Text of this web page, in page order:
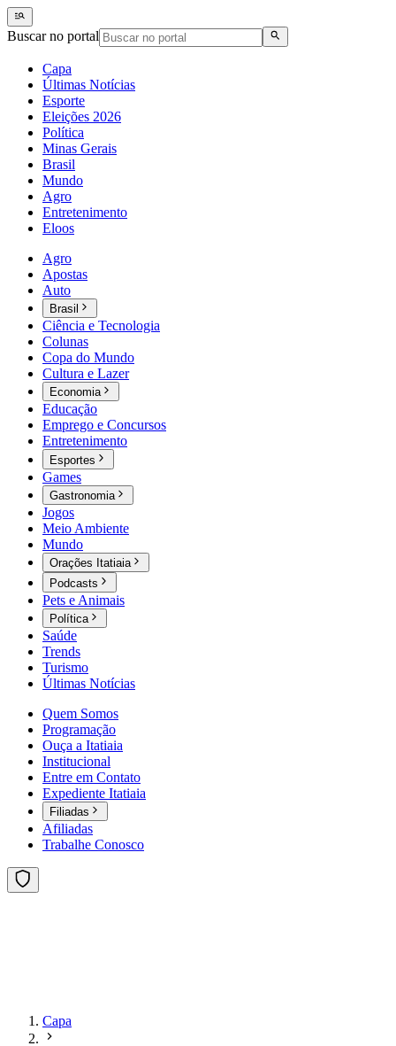
Buscar no portal
Capa
Últimas Notícias
Esporte
Eleições 2026
Política
Minas Gerais
Brasil
Mundo
Agro
Entretenimento
Eloos
Agro
Apostas
Auto
Brasil
Ciência e Tecnologia
Colunas
Copa do Mundo
Cultura e Lazer
Economia
Educação
Emprego e Concursos
Entretenimento
Esportes
Games
Gastronomia
Jogos
Meio Ambiente
Mundo
Orações Itatiaia
Podcasts
Pets e Animais
Política
Saúde
Trends
Turismo
Últimas Notícias
Quem Somos
Programação
Ouça a Itatiaia
Institucional
Entre em Contato
Expediente Itatiaia
Filiadas
Afiliadas
Trabalhe Conosco
Capa